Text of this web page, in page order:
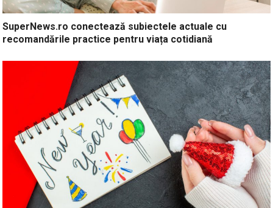
SuperNews.ro conectează subiectele actuale cu
recomandările practice pentru viața cotidiană